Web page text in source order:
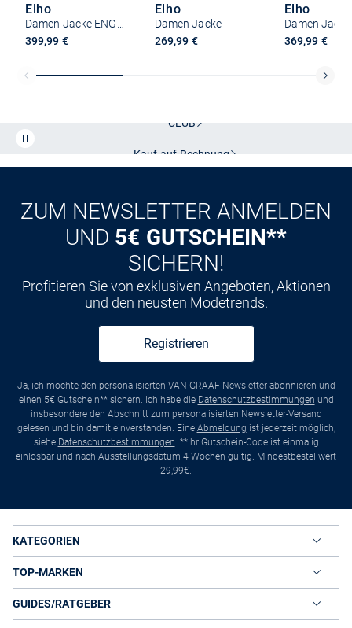
Elho
399,99 €
Elho
Damen Jacke
269,99 €
Elho
369,99 €
CLUB
Kauf auf Rechnung
ZUM NEWSLETTER ANMELDEN
UND 5€ GUTSCHEIN**
SICHERN!
Profitieren Sie von exklusiven Angeboten, Aktionen
und den neusten Modetrends.
Registrieren
Ja, ich möchte den personalisierten VAN GRAAF Newsletter abonnieren und
einen 5€ Gutschein** sichern. Ich habe die Datenschutzbestimmungen und
insbesondere den Abschnitt zum personalisierten Newsletter-Versand
gelesen und bin damit einverstanden. Eine Abmeldung ist jederzeit möglich,
siehe Datenschutzbestimmungen . **Ihr Gutschein-Code ist einmalig
einlösbar und nach Ausstellungsdatum 4 Wochen gültig. Mindestbestellwert
29,99€.
KATEGORIEN
TOP-MARKEN
GUIDES/RATGEBER